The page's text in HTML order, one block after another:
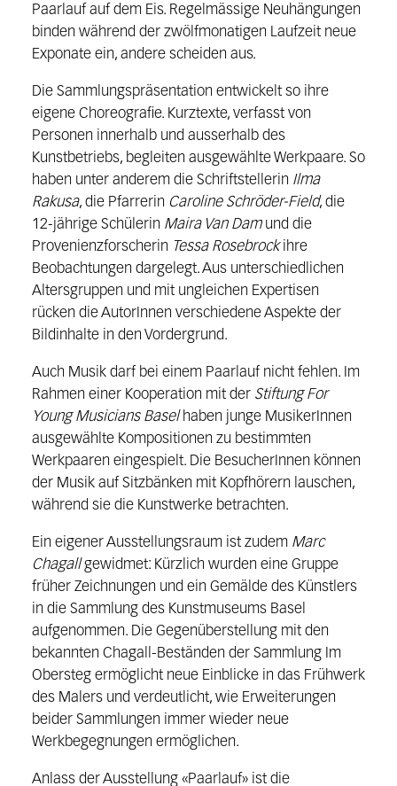
Paarlauf auf dem Eis. Regelmässige Neuhängungen
binden während der zwölfmonatigen Laufzeit neue
Exponate ein, andere scheiden aus.
Die Sammlungspräsentation entwickelt so ihre
eigene Choreografie. Kurztexte, verfasst von
Personen innerhalb und ausserhalb des
Kunstbetriebs, begleiten ausgewählte Werkpaare. So
haben unter anderem die Schriftstellerin Ilma
Rakusa, die Pfarrerin Caroline Schröder-Field, die
12-jährige Schülerin Maira Van Damund die
Provenienzforscherin Tessa Rosebrockihre
Beobachtungen dargelegt. Aus unterschiedlichen
Altersgruppen und mit ungleichen Expertisen
rücken die AutorInnen verschiedene Aspekte der
Bildinhalte in den Vordergrund.
Auch Musik darf bei einem Paarlauf nicht fehlen. Im
Rahmen einer Kooperation mit der Stiftung For
Young Musicians Baselhaben junge MusikerInnen
ausgewählte Kompositionen zu bestimmten
Werkpaaren eingespielt. Die BesucherInnen können
der Musik auf Sitzbänken mit Kopfhörern lauschen,
während sie die Kunstwerke betrachten.
Ein eigener Ausstellungsraum ist zudem Marc
Chagallgewidmet: Kürzlich wurden eine Gruppe
früher Zeichnungen und ein Gemälde des Künstlers
in die Sammlung des Kunstmuseums Basel
aufgenommen. Die Gegenüberstellung mit den
bekannten Chagall-Beständen der Sammlung Im
Obersteg ermöglicht neue Einblicke in das Frühwerk
des Malers und verdeutlicht, wie Erweiterungen
beider Sammlungen immer wieder neue
Werkbegegnungen ermöglichen.
Anlass der Ausstellung «Paarlauf» ist die